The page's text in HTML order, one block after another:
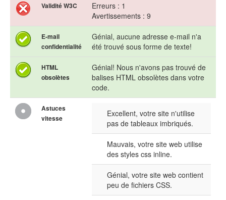
Validité W3C
Erreurs : 1
Avertissements : 9
E-mail
confidentialité
Génial, aucune adresse e-mail n'a
été trouvé sous forme de texte!
HTML
obsolètes
Génial! Nous n'avons pas trouvé de
balises HTML obsolètes dans votre
code.
Astuces
vitesse
Excellent, votre site n'utilise
pas de tableaux imbriqués.
Mauvais, votre site web utilise
des styles css inline.
Génial, votre site web contient
peu de fichiers CSS.